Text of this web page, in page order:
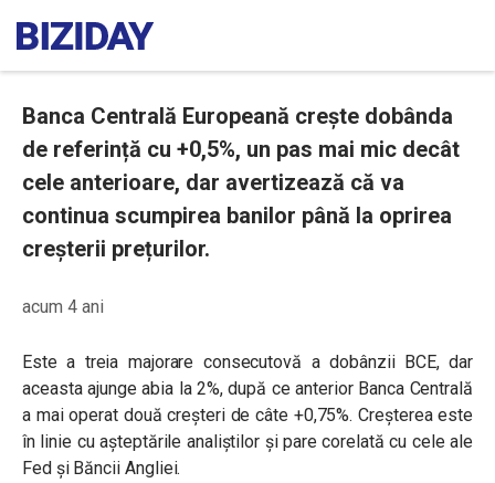
Banca Centrală Europeană crește dobânda
de referință cu +0,5%, un pas mai mic decât
cele anterioare, dar avertizează că va
continua scumpirea banilor până la oprirea
creșterii prețurilor.
acum 4 ani
Este a treia majorare consecutovă a dobânzii BCE, dar
aceasta ajunge abia la 2%, după ce anterior Banca Centrală
a mai operat două creșteri de câte +0,75%. Creșterea este
în linie cu așteptările analiștilor și pare corelată cu cele ale
Fed și Băncii Angliei.